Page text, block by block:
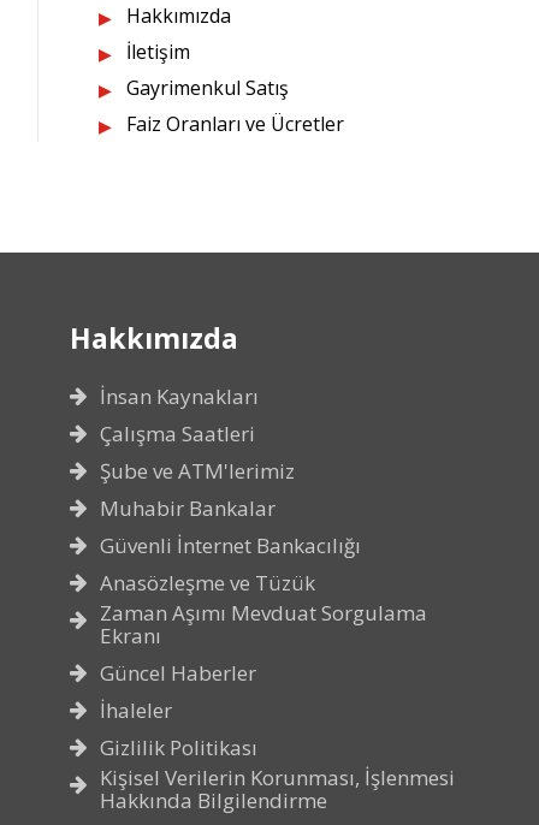
Hakkımızda
İletişim
Gayrimenkul Satış
Faiz Oranları ve Ücretler
Hakkımızda
İnsan Kaynakları
Çalışma Saatleri
Şube ve ATM'lerimiz
Muhabir Bankalar
Güvenli İnternet Bankacılığı
Anasözleşme ve Tüzük
Zaman Aşımı Mevduat Sorgulama
Ekranı
Güncel Haberler
İhaleler
Gizlilik Politikası
Kişisel Verilerin Korunması, İşlenmesi
Hakkında Bilgilendirme